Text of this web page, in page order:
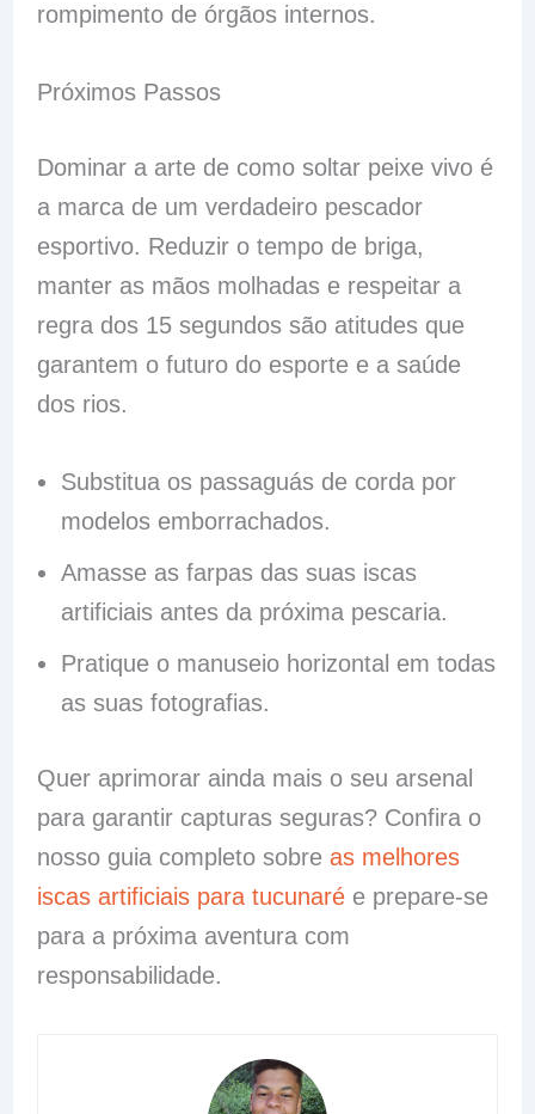
rompimento de órgãos internos.
Próximos Passos
Dominar a arte de como soltar peixe vivo é
a marca de um verdadeiro pescador
esportivo. Reduzir o tempo de briga,
manter as mãos molhadas e respeitar a
regra dos 15 segundos são atitudes que
garantem o futuro do esporte e a saúde
dos rios.
Substitua os passaguás de corda por
modelos emborrachados.
Amasse as farpas das suas iscas
artificiais antes da próxima pescaria.
Pratique o manuseio horizontal em todas
as suas fotografias.
Quer aprimorar ainda mais o seu arsenal
para garantir capturas seguras? Confira o
nosso guia completo sobre as melhores
iscas artificiais para tucunarée prepare-se
para a próxima aventura com
responsabilidade.